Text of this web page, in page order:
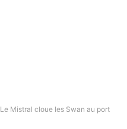
Le Mistral cloue les Swan au port